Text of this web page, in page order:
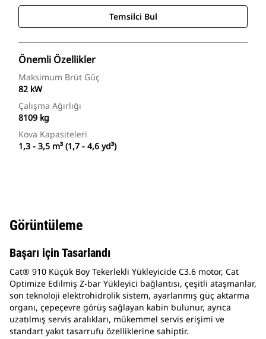
Temsilci Bul
Önemli Özellikler
Maksimum Brüt Güç
82 kW
Çalışma Ağırlığı
8109 kg
Kova Kapasiteleri
1,3 - 3,5 m³ (1,7 - 4,6 yd³)
Görüntüleme
Başarı için Tasarlandı
Cat® 910 Küçük Boy Tekerlekli Yükleyicide C3.6 motor, Cat
Optimize Edilmiş Z-bar Yükleyici bağlantısı, çeşitli ataşmanlar,
son teknoloji elektrohidrolik sistem, ayarlanmış güç aktarma
organı, çepeçevre görüş sağlayan kabin bulunur, ayrıca
uzatılmış servis aralıkları, mükemmel servis erişimi ve
standart yakıt tasarrufu özelliklerine sahiptir.